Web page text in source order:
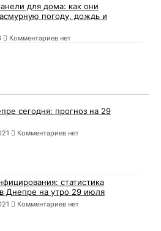
для дома: как они
погоду, дождь и
Комментариев нет
сегодня: прогноз на 29
Комментариев нет
статистика
Днепре на утро 29 июля
Комментариев нет